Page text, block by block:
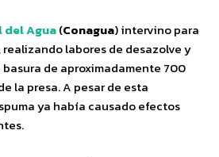
del Agua(Conagua) intervino para
labores de desazolve y
de aproximadamente 700
la presa. A pesar de esta
ya había causado efectos